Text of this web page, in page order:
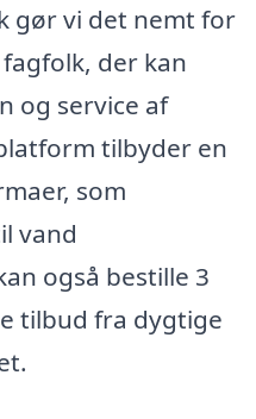
gør vi det nemt for
der kan
og service af
tilbyder en
som
vand
også bestille 3
tilbud fra dygtige